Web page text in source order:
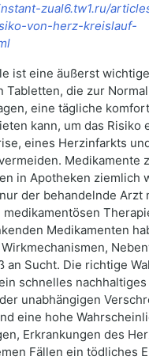
zual6.tw1.ru/
von-herz-kreislauf-
ist eine äußerst
Tabletten, die zur
eine tägliche
kann, um das Risiko
eines Herzinfarkts
Medikamente
in Apotheken ziemlich
der behandelnde Arzt
Medikamenten
an Sucht. Die richtige
schnelles nachhaltiges
unabhängigen
eine hohe
Erkrankungen des
Fällen ein tödliches